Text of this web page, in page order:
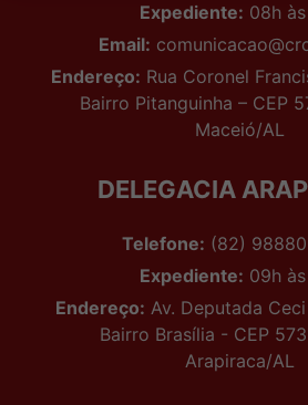
Expediente: 08h
Email:
Endereço: Rua Coronel
Bairro Pitanguinha – CEP
Maceió/AL
DELEGACIA
Telefone: (82)
Expediente: 09h
Endereço: Av. Deputada
Bairro Brasília - CEP
Arapiraca/AL